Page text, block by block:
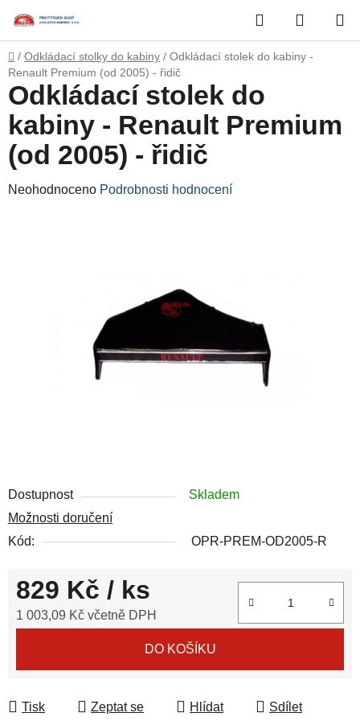
obsah
Hledat
KOŠÍK
Domů
/ Odkládací stolky do kabiny / Odkládací stolek do kabiny -
Renault Premium (od 2005) - řidič
Dostupnost
Skladem
Možnosti doručení
Kód:
OPR-PREM-OD2005-R
829 Kč / ks
1 003,09 Kč včetně DPH
DO KOŠÍKU
Tisk Zeptat se Hlídat Sdílet
Odkládací stolek do
kabiny - Renault Premium
(od 2005) - řidič
Průměrné
Neohodnoceno Podrobnosti hodnocení